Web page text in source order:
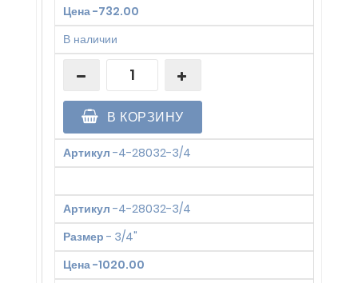
Цена-732.00
В наличии
В КОРЗИНУ
Артикул -4-28032-3/4
Артикул -4-28032-3/4
Размер - 3/4"
Цена-1020.00